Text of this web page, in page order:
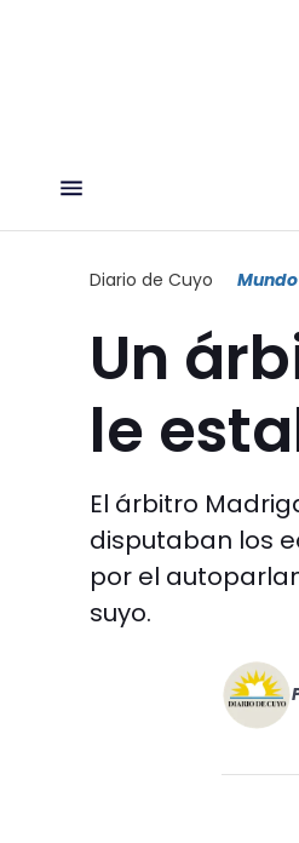
Diario de Cuyo Mundo
Un
le
El árbitro
disputaban los
por el
suyo.